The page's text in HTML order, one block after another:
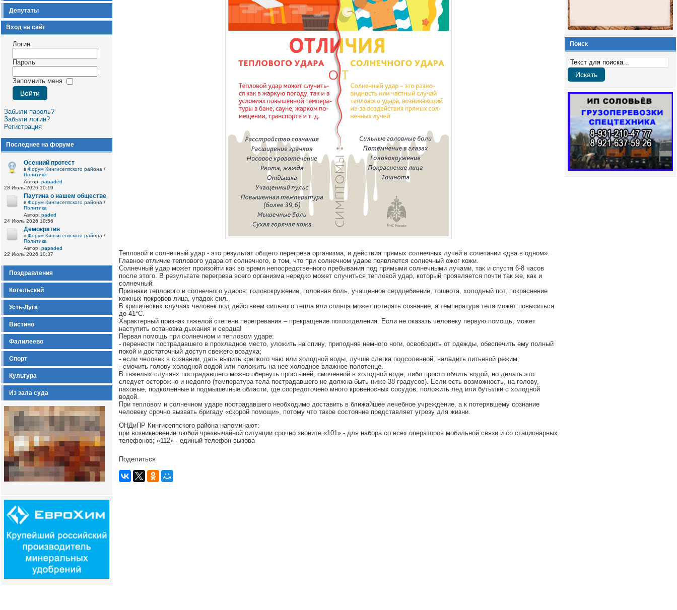
Депутаты
Вход на сайт
Логин
Пароль
Запомнить меня
Забыли пароль?
Забыли логин?
Регистрация
Последнее на форуме
Осенний протест
в Форум Кингисеппского района /
Политика
Автор: papaded
28 Июль 2026 10:19
Паутина о нашем обществе
в Форум Кингисеппского района /
Политика
Автор: paded
24 Июль 2026 10:56
Демократия
в Форум Кингисеппского района /
Политика
Автор: papaded
22 Июль 2026 10:37
Поздравления
Котельский
Усть-Луга
Вистино
Фалилеево
Спорт
Культура
Из зала суда
Тепловой и солнечный удар - это результат общего перегрева организма, и действия прямых солнечных лучей в сочетании «два в одном».
Главное отличие теплового удара от солнечного, в том, что при солнечном ударе появляется солнечный ожог кожи.
Солнечный удар может произойти как во время непосредственного пребывания под прямыми солнечными лучами, так и спустя 6-8 часов
после этого. В результате перегрева всего организма нередко может случиться тепловой удар, который проявляется почти так же, как и
солнечный.
Признаки теплового и солнечного ударов: головокружение, головная боль, учащенное сердцебиение, тошнота, холодный пот, покраснение
кожных покровов лица, упадок сил.
В критических случаях человек под действием сильного тепла или солнца может потерять сознание, а температура тела может повыситься
до 41°С.
Характерный признак тяжелой степени перегревания – прекращение потоотделения. Если не оказать человеку первую помощь, может
наступить остановка дыхания и сердца!
Первая помощь при солнечном и тепловом ударе:
- перенести пострадавшего в прохладное место, уложить на спину, приподняв немного ноги, освободить от одежды, обеспечить ему полный
покой и достаточный доступ свежего воздуха;
- если человек в сознании, дать выпить крепкого чаю или холодной воды, лучше слегка подсоленной, наладить питьевой режим;
- смочить голову холодной водой или положить на нее холодное влажное полотенце.
В тяжелых случаях пострадавшего можно обернуть простыней, смоченной в холодной воде, либо просто облить водой, но делать это
следует осторожно и недолго (температура тела пострадавшего не должна быть ниже 38 градусов). Если есть возможность, на голову,
паховые, подколенные и подмышечные области, где сосредоточено много кровеносных сосудов, положить лед или бутылки с холодной
водой.
При тепловом и солнечном ударе пострадавшего необходимо доставить в ближайшее лечебное учреждение, а к потерявшему сознание
человеку срочно вызвать бригаду «скорой помощи», потому что такое состояние представляет угрозу для жизни.
ОНДиПР Кингисеппского района напоминают:
при возникновении любой чрезвычайной ситуации срочно звоните «101» - для набора со всех операторов мобильной связи и со стационарных
телефонов; «112» - единый телефон вызова
Поделиться
Поиск
Искать